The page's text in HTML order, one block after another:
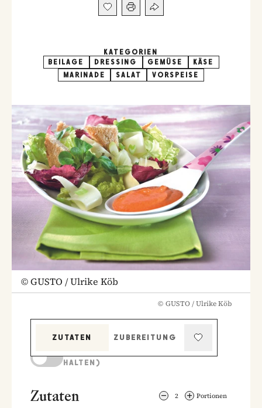
KATEGORIEN
BEILAGE
DRESSING GEMÜSE
KÄSE
MARINADE
SALAT VORSPEISE
©GUSTO / Ulrike Köb
© GUSTO / Ulrike Köb
ZUTATEN
ZUBEREITUNG
HALTEN)
Zutaten 2 Portionen